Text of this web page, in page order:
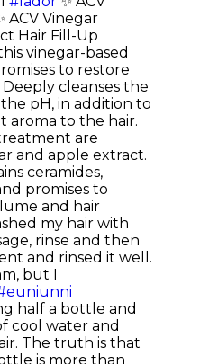
ACV Vinegar
Hair Fill-Up
vinegar-based
to restore
cleanses the
pH, in addition to
aroma to the hair.
are
and apple extract.
ceramides,
promises to
and hair
my hair with
rinse and then
and rinsed it well.
but I
half a bottle and
cool water and
The truth is that
is more than